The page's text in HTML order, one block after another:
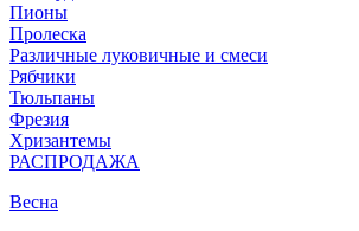
Пионы
Пролеска
Различные луковичные и смеси
Рябчики
Тюльпаны
Фрезия
Хризантемы
РАСПРОДАЖА
Весна